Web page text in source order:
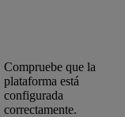
Compruebe que la
plataforma está
configurada
correctamente.